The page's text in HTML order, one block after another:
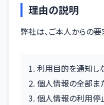
理由の説明
弊社は、ご本人からの要
利用目的を通知し
個人情報の全部ま
個人情報の利用停